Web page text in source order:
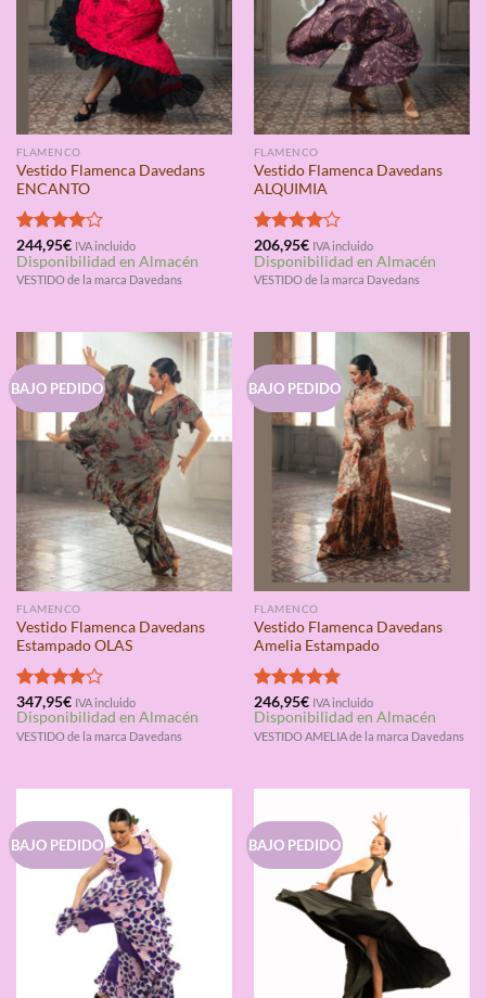
FLAMENCO
Vestido Flamenca Davedans
ENCANTO
Valorado
con4.00
de 5
244,95€ IVA incluido
Disponibilidad en Almacén
VESTIDO de la marca Davedans
FLAMENCO
Vestido Flamenca Davedans
ALQUIMIA
Valorado
con4.00
de 5
206,95€ IVA incluido
Disponibilidad en Almacén
VESTIDO de la marca Davedans
BAJO PEDIDO
FLAMENCO
Vestido Flamenca Davedans
Estampado OLAS
Valorado
con4.00
de 5
347,95€ IVA incluido
Disponibilidad en Almacén
VESTIDO de la marca Davedans
BAJO PEDIDO
FLAMENCO
Vestido Flamenca Davedans
Amelia Estampado
Valorado
con5.00
de 5
246,95€ IVA incluido
Disponibilidad en Almacén
VESTIDO AMELIA de la marca Davedans
BAJO PEDIDO BAJO PEDIDO